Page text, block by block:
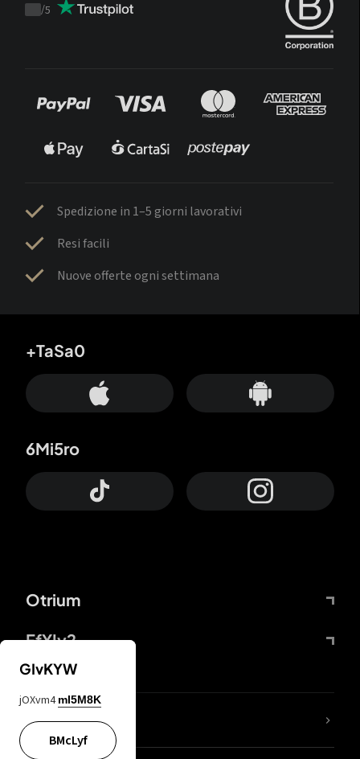
Trustpilot
/5
Spedizione in 1–5 giorni lavorativi
Resi facili
Nuove offerte ogni settimana
Otrium
FfYIy2
+TaSa0
6Mi5ro
Lj7sBL
GIvKYW
jOXvm4 mI5M8K
BMcLyf